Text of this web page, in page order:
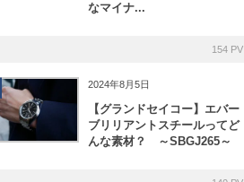
なマイナ...
154 PV
2024年8月5日
【グランドセイコー】エバー
ブリリアントスチールってど
んな素材？ ～SBGJ265～